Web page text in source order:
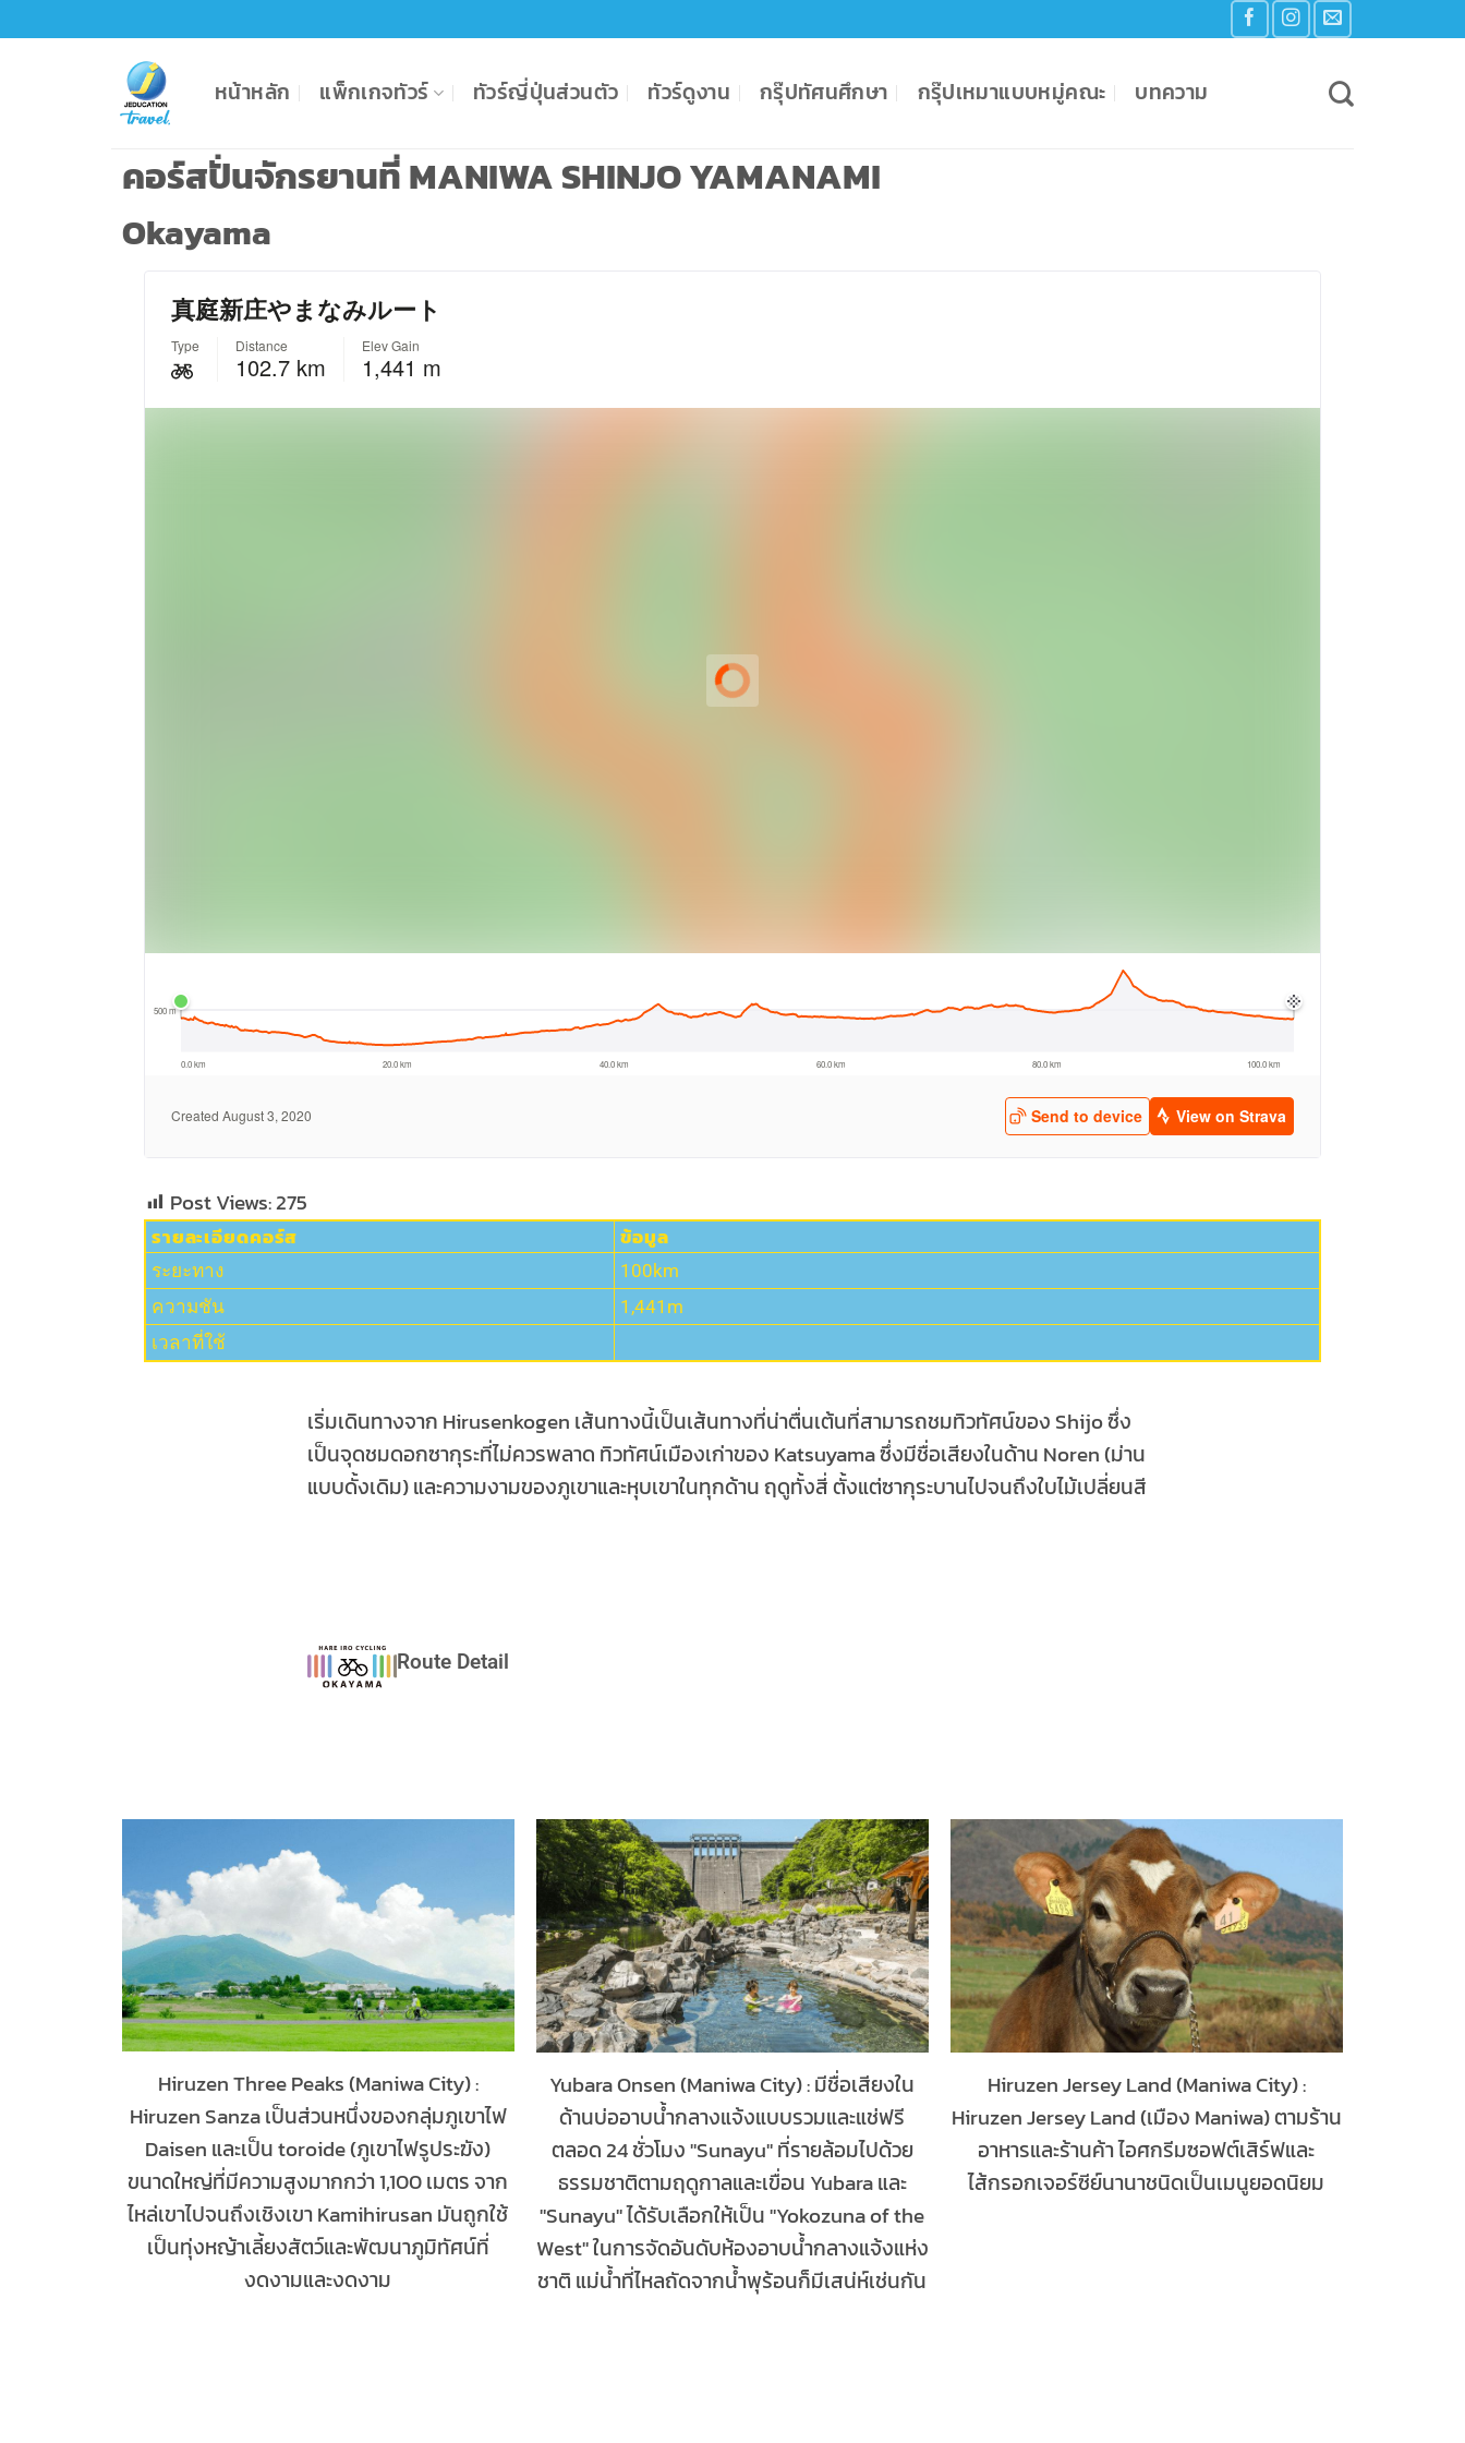
หน้าหลัก แพ็กเกจทัวร์ ทัวร์ญี่ปุ่นส่วนตัว ทัวร์ดูงาน กรุ๊ปทัศนศึกษา กรุ๊ปเหมาแบบหมู่คณะ บทความ
คอร์สปั่นจักรยานที่ MANIWA SHINJO YAMANAMI
Okayama
Post Views:275
รายละเอียดคอร์ส ข้อมูล
ระยะทาง
100km
ความชัน
1,441m
เวลาที่ใช้
เริ่มเดินทางจาก Hirusenkogen เส้นทางนี้เป็นเส้นทางที่น่าตื่นเต้นที่สามารถชมทิวทัศน์ของ Shijo ซึ่ง
เป็นจุดชมดอกซากุระที่ไม่ควรพลาด ทิวทัศน์เมืองเก่าของ Katsuyama ซึ่งมีชื่อเสียงในด้าน Noren (ม่าน
แบบดั้งเดิม) และความงามของภูเขาและหุบเขาในทุกด้าน ฤดูทั้งสี่ ตั้งแต่ซากุระบานไปจนถึงใบไม้เปลี่ยนสี
Route Detail
Hiruzen Three Peaks (Maniwa City) :
Hiruzen Sanza เป็นส่วนหนึ่งของกลุ่มภูเขาไฟ
Daisen และเป็น toroide (ภูเขาไฟรูประฆัง)
ขนาดใหญ่ที่มีความสูงมากกว่า 1,100 เมตร จาก
ไหล่เขาไปจนถึงเชิงเขา Kamihirusan มันถูกใช้
เป็นทุ่งหญ้าเลี้ยงสัตว์และพัฒนาภูมิทัศน์ที่
งดงามและงดงาม
Yubara Onsen (Maniwa City) : มีชื่อเสียงใน
ด้านบ่ออาบน้ำกลางแจ้งแบบรวมและแช่ฟรี
ตลอด 24 ชั่วโมง "Sunayu" ที่รายล้อมไปด้วย
ธรรมชาติตามฤดูกาลและเขื่อน Yubara และ
"Sunayu" ได้รับเลือกให้เป็น "Yokozuna of the
West" ในการจัดอันดับห้องอาบน้ำกลางแจ้งแห่ง
ชาติ แม่น้ำที่ไหลถัดจากน้ำพุร้อนก็มีเสน่ห์เช่นกัน
Hiruzen Jersey Land (Maniwa City) :
Hiruzen Jersey Land (เมือง Maniwa) ตามร้าน
อาหารและร้านค้า ไอศกรีมซอฟต์เสิร์ฟและ
ไส้กรอกเจอร์ซีย์นานาชนิดเป็นเมนูยอดนิยม